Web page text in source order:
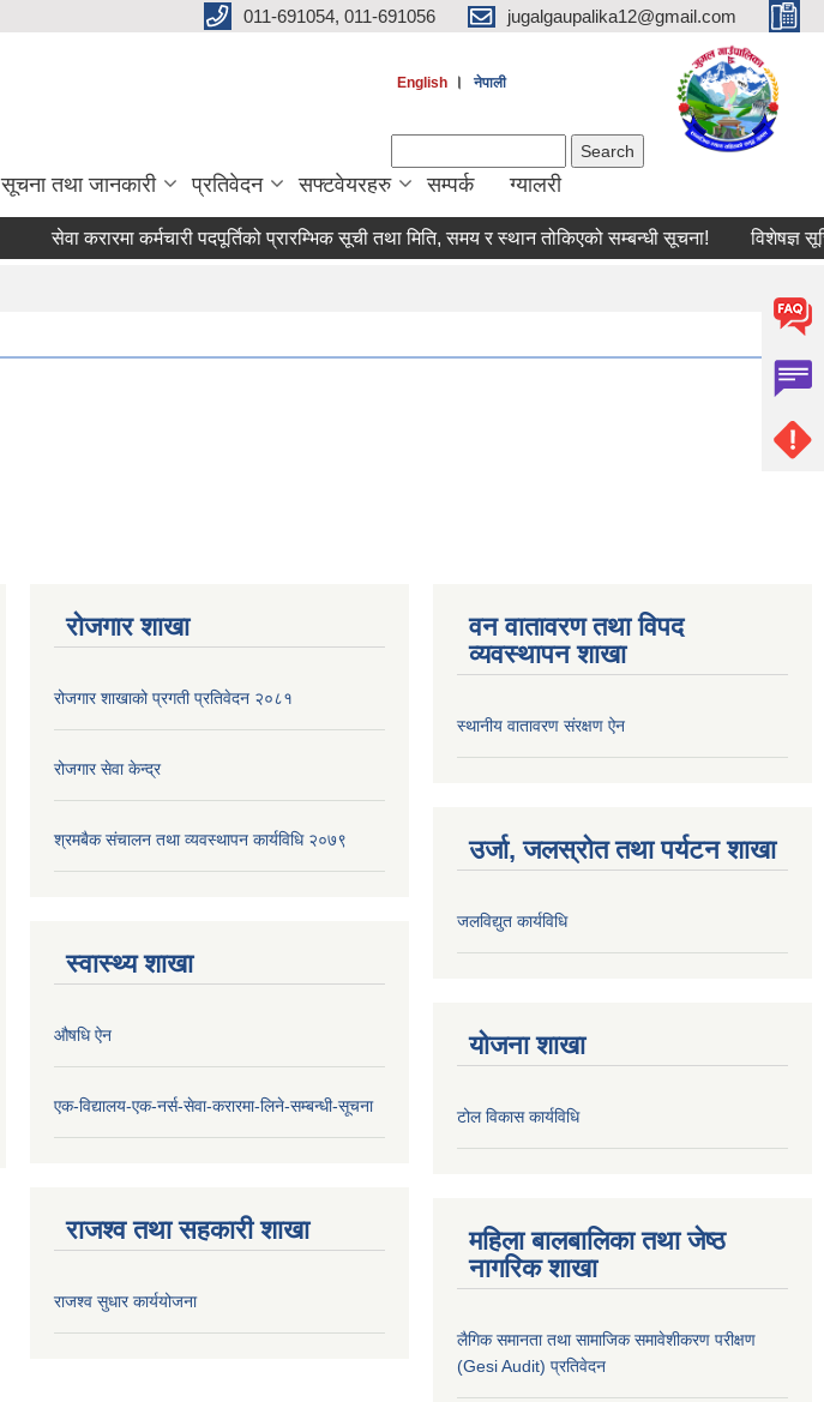
011-691054, 011-691056 jugalgaupalika12@gmail.com
English । नेपाली
सूचना तथा जानकारी प्रतिवेदन सफ्टवेयरहरु सम्पर्क ग्यालरी
सेवा करारमा कर्मचारी पदपूर्तिको प्रारम्भिक सूची तथा मिति, समय र स्थान तोकिएको सम्बन्धी सूचना! विशेषज्ञ
रोजगार शाखा
रोजगार शाखाको प्रगती प्रतिवेदन २०८१
रोजगार सेवा केन्द्र
श्रमबैक संचालन तथा व्यवस्थापन कार्यविधि २०७९
स्वास्थ्य शाखा
औषधि ऐन
एक-विद्यालय-एक-नर्स-सेवा-करारमा-लिने-सम्बन्धी-सूचना
राजश्व तथा सहकारी शाखा
राजश्व सुधार कार्ययोजना
वन वातावरण तथा विपद
व्यवस्थापन शाखा
स्थानीय वातावरण संरक्षण ऐन
उर्जा, जलस्रोत तथा पर्यटन शाखा
जलविद्युत कार्यविधि
योजना शाखा
टोल विकास कार्यविधि
महिला बालबालिका तथा जेष्ठ
नागरिक शाखा
लैगिक समानता तथा सामाजिक समावेशीकरण परीक्षण
(Gesi Audit) प्रतिवेदन